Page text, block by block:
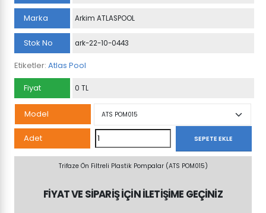
Marka Arkim ATLASPOOL
Stok No ark-22-10-0443
Etiketler: Atlas Pool
Fiyat
0 TL
Model
Adet
Storm
Model
Trifaze
Filtreli
SEPETE EKLE
Trifaze Ön Filtreli Plastik Pompalar (ATS POM015)
FİYAT VE SİPARİŞ İÇİN İLETİŞİME GEÇİNİZ